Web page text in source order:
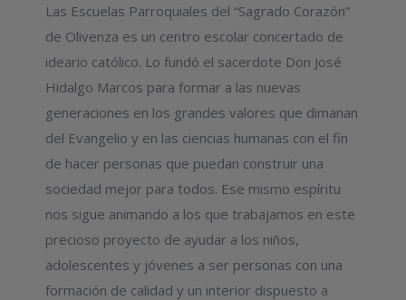
Las Escuelas Parroquiales del “Sagrado Corazón”
de Olivenza es un centro escolar concertado de
ideario católico. Lo fundó el sacerdote Don José
Hidalgo Marcos para formar a las nuevas
generaciones en los grandes valores que dimanan
del Evangelio y en las ciencias humanas con el fin
de hacer personas que puedan construir una
sociedad mejor para todos. Ese mismo espíritu
nos sigue animando a los que trabajamos en este
precioso proyecto de ayudar a los niños,
adolescentes y jóvenes a ser personas con una
formación de calidad y un interior dispuesto a